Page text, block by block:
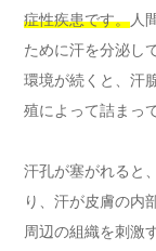
症性疾患です。人
ために汗を分泌し
環境が続くと、汗
殖によって詰まっ
汗孔が塞がれると
り、汗が皮膚の内
周辺の組織を刺激